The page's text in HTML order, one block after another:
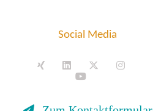
Social Media